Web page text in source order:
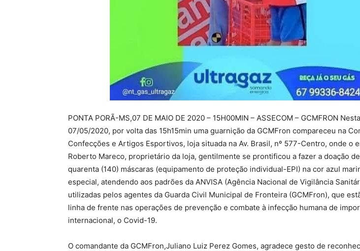
PONTA PORÃ-MS,07 DE MAIO DE 2020 – 15H00MIN – ASSECOM – GCMFRON
07/05/2020, por volta das 15h15min uma guarnição da GCMFron compareceu na
Confecções e Artigos Esportivos, loja situada na Av. Brasil, nº 577-Centro, onde o
Roberto Mareco, proprietário da loja, gentilmente se prontificou a fazer a doação
quarenta (140) máscaras (equipamento de proteção individual-EPI) na cor azul
especial, atendendo aos padrões da ANVISA (Agência Nacional de Vigilância
utilizadas pelos agentes da Guarda Civil Municipal de Fronteira (GCMFron), que
linha de frente nas operações de prevenção e combate à infecção humana de
internacional, o Covid-19.
O comandante da GCMFron,Juliano Luiz Perez Gomes, agradece gesto de